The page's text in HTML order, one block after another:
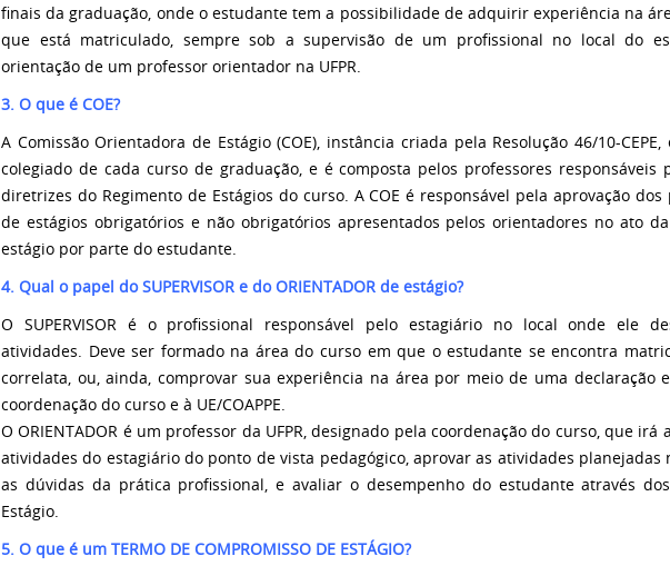
finais da graduação, onde o estudante tem a possibilidade de adquirir experiência na
que está matriculado, sempre sob a supervisão de um profissional no local do
orientação de um professor orientador na UFPR.
3. O que é COE?
A Comissão Orientadora de Estágio (COE), instância criada pela Resolução 46/10-
colegiado de cada curso de graduação, e é composta pelos professores responsáveis
diretrizes do Regimento de Estágios do curso. A COE é responsável pela aprovação dos
de estágios obrigatórios e não obrigatórios apresentados pelos orientadores no ato
estágio por parte do estudante.
4. Qual o papel do SUPERVISOR e do ORIENTADOR de estágio?
O SUPERVISOR é o profissional responsável pelo estagiário no local onde ele
atividades. Deve ser formado na área do curso em que o estudante se encontra
correlata, ou, ainda, comprovar sua experiência na área por meio de uma declaração
coordenação do curso e à UE/COAPPE.
O ORIENTADOR é um professor da UFPR, designado pela coordenação do curso, que irá
atividades do estagiário do ponto de vista pedagógico, aprovar as atividades planejadas
as dúvidas da prática profissional, e avaliar o desempenho do estudante através
Estágio.
5. O que é um TERMO DE COMPROMISSO DE ESTÁGIO?